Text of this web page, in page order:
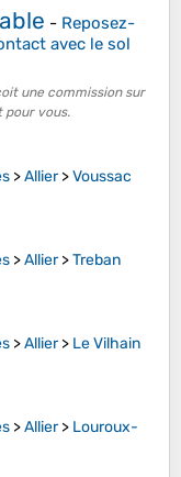
- Reposez-
avec le sol
une commission sur
pour vous.
>Allier>Voussac
>Allier>Treban
>Allier> Le Vilhain
>Allier> Louroux-